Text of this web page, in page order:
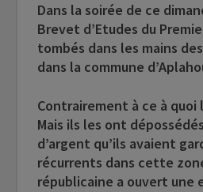
Dans la soirée de ce
Brevet d’Etudes du
tombés dans les mains
dans la commune
Contrairement à ce à quoi
Mais ils les ont
d’argent qu’ils avaient
récurrents dans cette
républicaine a ouvert une